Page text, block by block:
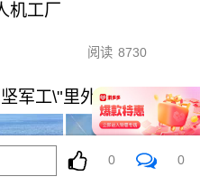
机工厂
阅读 8730
军工\"里外掏空\"困局
0 0